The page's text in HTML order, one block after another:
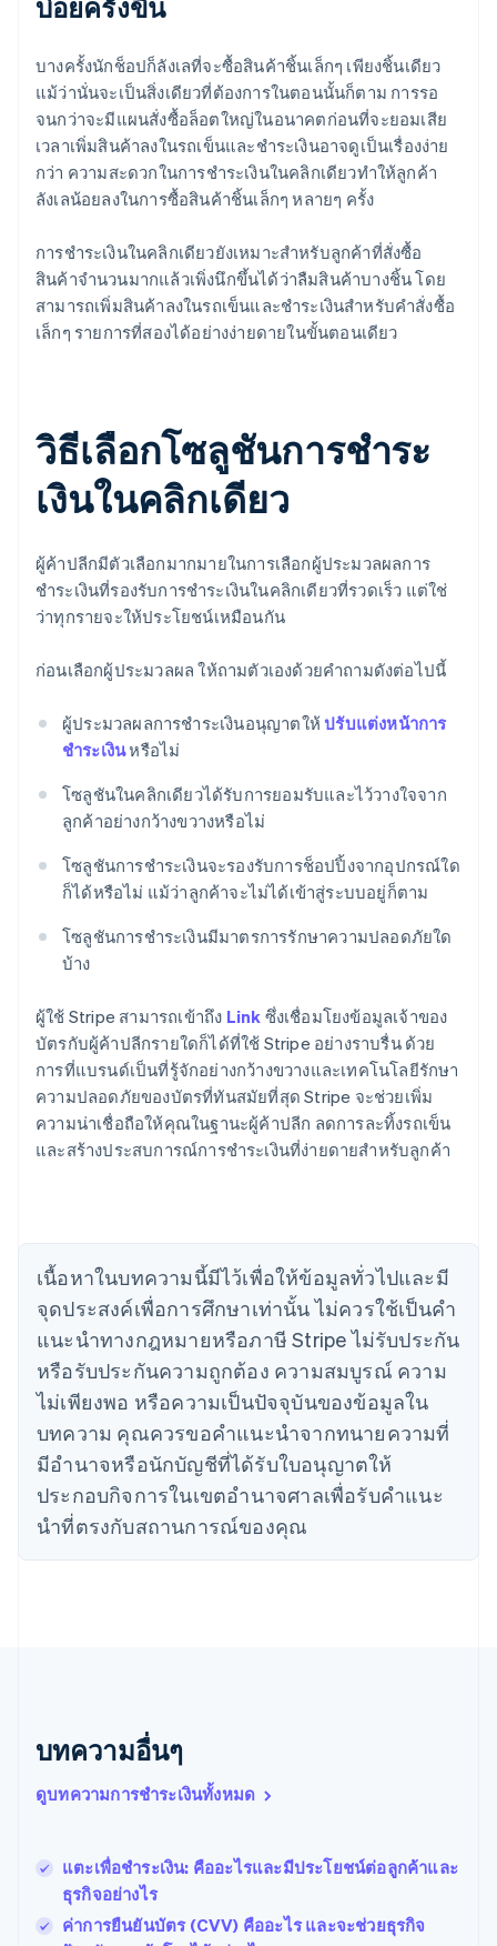
บ่อยครั้งขึ้น
บางครั้งนักช็อปก็ลังเลที่จะซื้อสินค้าชิ้นเล็กๆ เพียงชิ้นเดียว
แม้ว่านั่นจะเป็นสิ่งเดียวที่ต้องการในตอนนั้นก็ตาม การรอ
จนกว่าจะมีแผนสั่งซื้อล็อตใหญ่ในอนาคตก่อนที่จะยอมเสีย
เวลาเพิ่มสินค้าลงในรถเข็นและชำระเงินอาจดูเป็นเรื่องง่าย
กว่า ความสะดวกในการชำระเงินในคลิกเดียวทำให้ลูกค้า
ลังเลน้อยลงในการซื้อสินค้าชิ้นเล็กๆ หลายๆ ครั้ง
การชำระเงินในคลิกเดียวยังเหมาะสำหรับลูกค้าที่สั่งซื้อ
สินค้าจำนวนมากแล้วเพิ่งนึกขึ้นได้ว่าลืมสินค้าบางชิ้น โดย
สามารถเพิ่มสินค้าลงในรถเข็นและชำระเงินสำหรับคำสั่งซื้อ
เล็กๆ รายการที่สองได้อย่างง่ายดายในขั้นตอนเดียว
วิธีเลือกโซลูชันการชำระ
เงินในคลิกเดียว
ผู้ค้าปลีกมีตัวเลือกมากมายในการเลือกผู้ประมวลผลการ
ชำระเงินที่รองรับการชำระเงินในคลิกเดียวที่รวดเร็ว แต่ใช่
ว่าทุกรายจะให้ประโยชน์เหมือนกัน
ก่อนเลือกผู้ประมวลผล ให้ถามตัวเองด้วยคำถามดังต่อไปนี้
ผู้ประมวลผลการชำระเงินอนุญาตให้ปรับแต่งหน้าการ
ชำระเงินหรือไม่
โซลูชันในคลิกเดียวได้รับการยอมรับและไว้วางใจจาก
ลูกค้าอย่างกว้างขวางหรือไม่
โซลูชันการชำระเงินจะรองรับการช็อปปิ้งจากอุปกรณ์ใด
ก็ได้หรือไม่ แม้ว่าลูกค้าจะไม่ได้เข้าสู่ระบบอยู่ก็ตาม
โซลูชันการชำระเงินมีมาตรการรักษาความปลอดภัยใด
บ้าง
ผู้ใช้ Stripe สามารถเข้าถึง Link ซึ่งเชื่อมโยงข้อมูลเจ้าของ
บัตรกับผู้ค้าปลีกรายใดก็ได้ที่ใช้ Stripe อย่างราบรื่น ด้วย
การที่แบรนด์เป็นที่รู้จักอย่างกว้างขวางและเทคโนโลยีรักษา
ความปลอดภัยของบัตรที่ทันสมัยที่สุด Stripe จะช่วยเพิ่ม
ความน่าเชื่อถือให้คุณในฐานะผู้ค้าปลีก ลดการละทิ้งรถเข็น
และสร้างประสบการณ์การชำระเงินที่ง่ายดายสำหรับลูกค้า
เนื้อหาในบทความนี้มีไว้เพื่อให้ข้อมูลทั่วไปและมี
จุดประสงค์เพื่อการศึกษาเท่านั้น ไม่ควรใช้เป็นคํา
แนะนําทางกฎหมายหรือภาษี Stripe ไม่รับประกัน
หรือรับประกันความถูกต้อง ความสมบูรณ์ ความ
ไม่เพียงพอ หรือความเป็นปัจจุบันของข้อมูลใน
บทความ คุณควรขอคําแนะนําจากทนายความที่
มีอํานาจหรือนักบัญชีที่ได้รับใบอนุญาตให้
ประกอบกิจการในเขตอํานาจศาลเพื่อรับคําแนะ
นําที่ตรงกับสถานการณ์ของคุณ
บทความอื่นๆ
ดูบทความการชำระเงินทั้งหมด
แตะเพื่อชำระเงิน: คืออะไรและมีประโยชน์ต่อลูกค้าและ
ธุรกิจอย่างไร
ค่าการยืนยันบัตร (CVV) คืออะไร และจะช่วยธุรกิจ
แคนาดา
Français
โครเอเชีย
EnglishItaliano
จีนแผ่นดินใหญ่
简体中文 English
ไซปรัส
English
日本語English
เดนมาร์ก
English
ไทย
ไทยEnglish
PortuguêsEnglish
English
โปรตุเกส
Português English
โปแลนด์
English